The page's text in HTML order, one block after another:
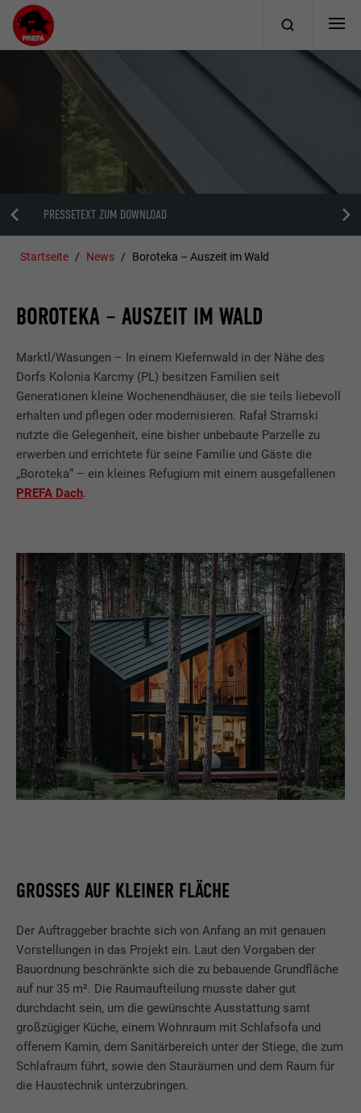
PRESSETEXT ZUM DOWNLOAD
Startseite News Boroteka – Auszeit im Wald
BOROTEKA – AUSZEIT IM WALD
Marktl/Wasungen – In einem Kiefernwald in der Nähe des
Dorfs Kolonia Karcmy (PL) besitzen Familien seit
Generationen kleine Wochenendhäuser, die sie teils liebevoll
erhalten und pflegen oder modernisieren. Rafał Stramski
nutzte die Gelegenheit, eine bisher unbebaute Parzelle zu
erwerben und errichtete für seine Familie und Gäste die
„Boroteka“ – ein kleines Refugium mit einem ausgefallenen
PREFA Dach.
GROSSES AUF KLEINER FLÄCHE
Der Auftraggeber brachte sich von Anfang an mit genauen
Vorstellungen in das Projekt ein. Laut den Vorgaben der
Bauordnung beschränkte sich die zu bebauende Grundfläche
auf nur 35 m². Die Raumaufteilung musste daher gut
durchdacht sein, um die gewünschte Ausstattung samt
großzügiger Küche, einem Wohnraum mit Schlafsofa und
offenem Kamin, dem Sanitärbereich unter der Stiege, die zum
Schlafraum führt, sowie den Stauräumen und dem Raum für
die Haustechnik unterzubringen.